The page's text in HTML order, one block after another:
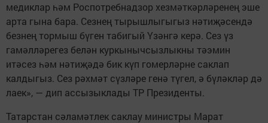
медиклар һәм Роспотребнадзор хезмәткәрләренең эше
арта гына бара. Сезнең тырышлыгыгыз нәтиҗәсендә
безнең тормыш бүген табигый Үзәнгә керә. Сез үз
гамәлләрегез белән куркынычсызлыкны тәэмин
итәсез һәм нәтиҗәдә бик күп гомерләрне саклап
калдыгыз. Сез рәхмәт сүзләре генә түгел, ә бүләкләр дә
лаек», — дип ассызыклады ТР Президенты.
Татарстан сәламәтлек саклау министры Марат